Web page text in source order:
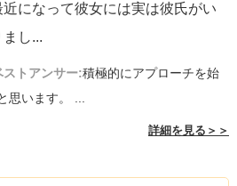
になって彼女には実は彼氏がい
し...
ストアンサー:積極的にアプローチを始
思います。 ...
詳細を見る＞＞